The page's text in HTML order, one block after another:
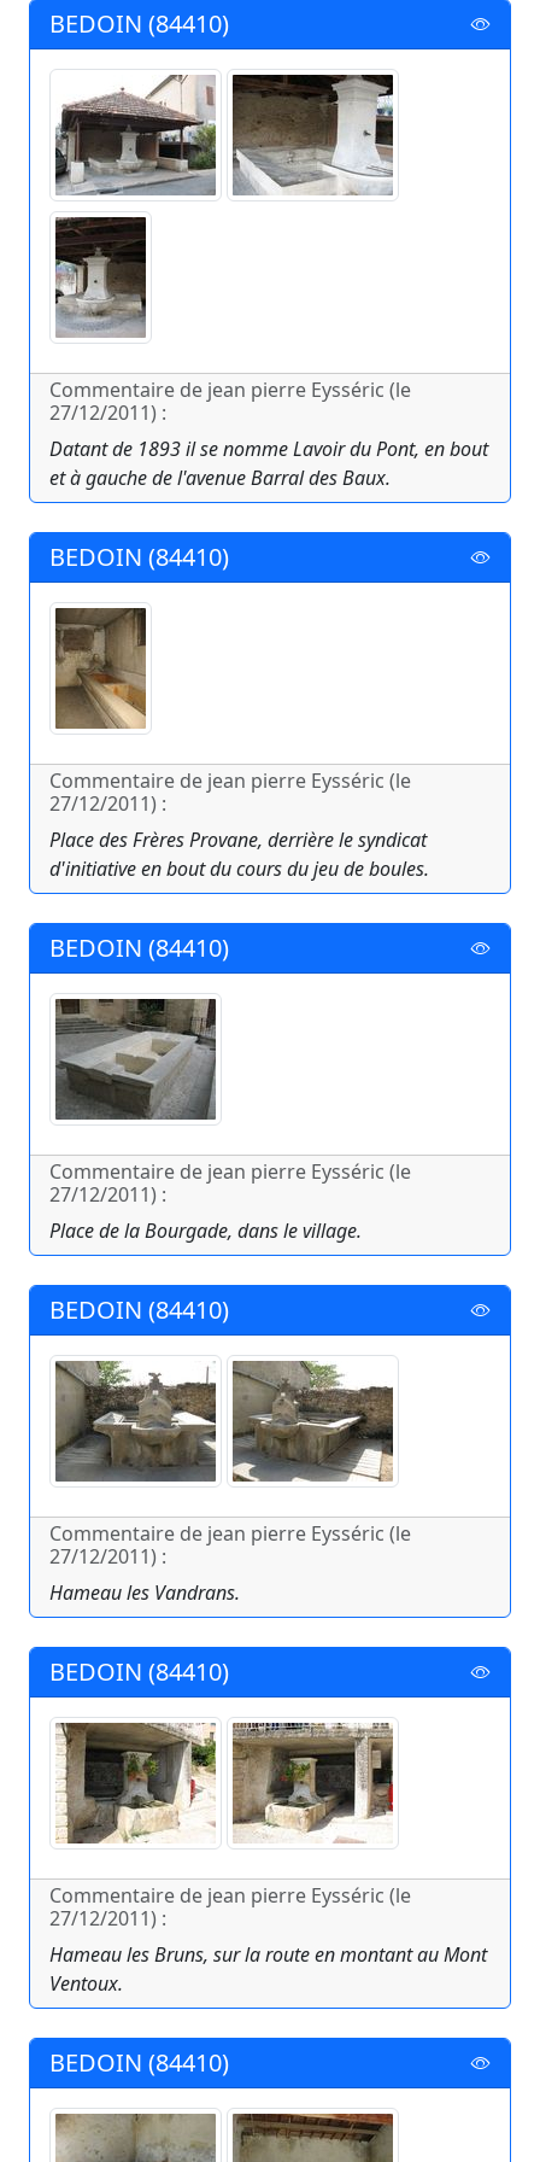
BEDOIN (84410)
Commentaire de jean pierre Eysséric (le
27/12/2011) :
Datant de 1893 il se nomme Lavoir du Pont, en bout
et à gauche de l'avenue Barral des Baux.
BEDOIN (84410)
Commentaire de jean pierre Eysséric (le
27/12/2011) :
Place des Frères Provane, derrière le syndicat
d'initiative en bout du cours du jeu de boules.
BEDOIN (84410)
Commentaire de jean pierre Eysséric (le
27/12/2011) :
Place de la Bourgade, dans le village.
BEDOIN (84410)
Commentaire de jean pierre Eysséric (le
27/12/2011) :
Hameau les Vandrans.
BEDOIN (84410)
Commentaire de jean pierre Eysséric (le
27/12/2011) :
Hameau les Bruns, sur la route en montant au Mont
Ventoux.
BEDOIN (84410)